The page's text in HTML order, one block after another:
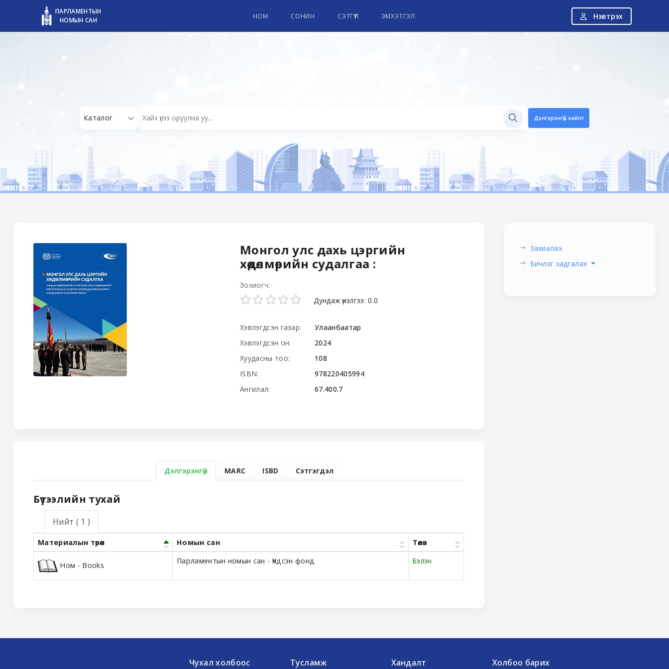
ПАРЛАМЕНТЫН
НОМЫН САН
НОМ СОНИН СЭТГҮҮЛ ЭМХЭТГЭЛ Нэвтрэх
Каталог Дэлгэрэнгүй хайлт
Монгол улс дахь цэргийн
хөдөлмөрийн судалгаа :
Зохиогч:
Star ratings Дундаж үнэлгээ: 0.0
Хэвлэгдсэн газар:
Улаанбаатар
Хэвлэгдсэн он:
2024
Хуудасны тоо:
108
ISBN:
978220405994
Ангилал:
67.400.7
Дэлгэрэнгүй MARC ISBD Сэтгэгдэл
Бүтээлийн тухай
Нийт ( 1 )
Материалын төрөл Номын сан Төлөв
Ном - Books Парламентын номын сан - Үндсэн фонд Бэлэн
Захиалах
Бичлэг хадгалах
Чухал холбоос Тусламж Хандалт Холбоо барих